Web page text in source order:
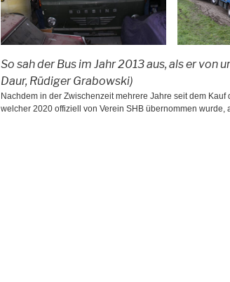
So sah der Bus im Jahr 2013 aus, als er
Daur, Rüdiger Grabowski)
Nachdem in der Zwischenzeit mehrere Jahre seit dem
welcher 2020 offiziell von Verein SHB übernommen wurde,